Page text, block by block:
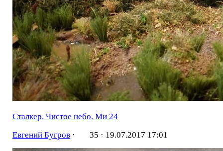
Сталкер. Чистое небо. Ми 24
Евгений Бугров· 35 · 19.07.2017 17:01